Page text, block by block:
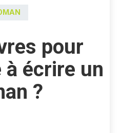
pour
à écrire un
?